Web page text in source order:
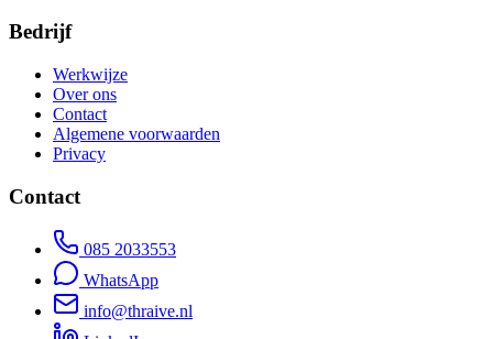
Bedrijf
Werkwijze
Over ons
Contact
Algemene voorwaarden
Privacy
Contact
085 2033553
WhatsApp
info@thraive.nl